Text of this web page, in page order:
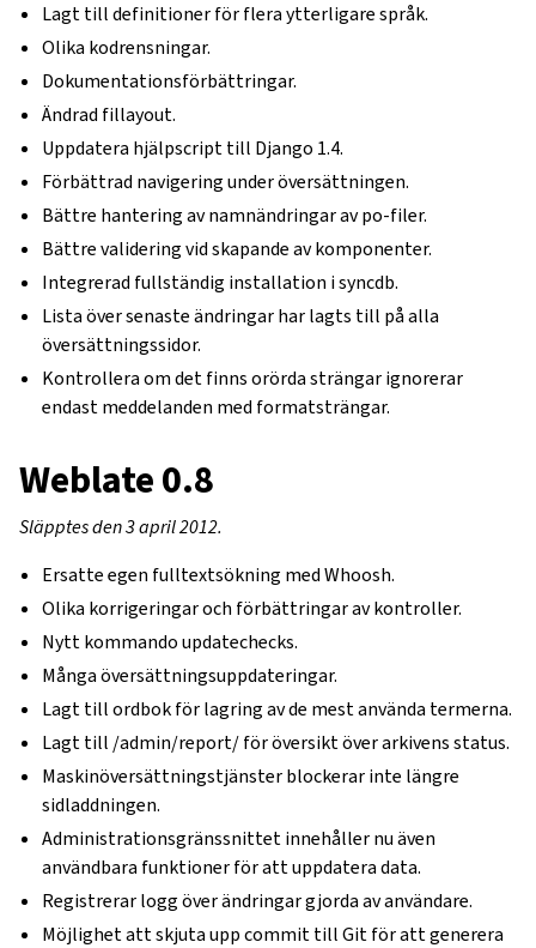
Lagt till definitioner för flera ytterligare språk.
Olika kodrensningar.
Dokumentationsförbättringar.
Ändrad fillayout.
Uppdatera hjälpscript till Django 1.4.
Förbättrad navigering under översättningen.
Bättre hantering av namnändringar av po-filer.
Bättre validering vid skapande av komponenter.
Integrerad fullständig installation i syncdb.
Lista över senaste ändringar har lagts till på alla
översättningssidor.
Kontrollera om det finns orörda strängar ignorerar
endast meddelanden med formatsträngar.
Weblate 0.8
Släpptes den 3 april 2012.
Ersatte egen fulltextsökning med Whoosh.
Olika korrigeringar och förbättringar av kontroller.
Nytt kommando updatechecks.
Många översättningsuppdateringar.
Lagt till ordbok för lagring av de mest använda termerna.
Lagt till /admin/report/ för översikt över arkivens status.
Maskinöversättningstjänster blockerar inte längre
sidladdningen.
Administrationsgränssnittet innehåller nu även
användbara funktioner för att uppdatera data.
Registrerar logg över ändringar gjorda av användare.
Möjlighet att skjuta upp commit till Git för att generera